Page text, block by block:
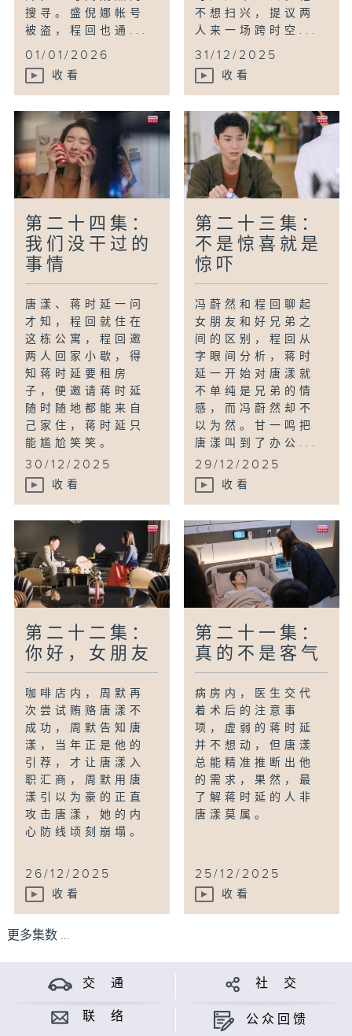
搜寻。盛倪娜帐号
被盗，程回也通...
01/01/2026
收看
不想扫兴，提议两
人来一场跨时空...
31/12/2025
收看
第二十四集：
我们没干过的
事情
唐漾、蒋时延一问
才知，程回就住在
这栋公寓，程回邀
两人回家小歇，得
知蒋时延要租房
子，便邀请蒋时延
随时随地都能来自
己家住，蒋时延只
能尴尬笑笑。
30/12/2025
收看
第二十三集：
不是惊喜就是
惊吓
冯蔚然和程回聊起
女朋友和好兄弟之
间的区别，程回从
字眼间分析，蒋时
延一开始对唐漾就
不单纯是兄弟的情
感，而冯蔚然却不
以为然。甘一鸣把
唐漾叫到了办公...
29/12/2025
收看
第二十二集：
你好，女朋友
咖啡店内，周默再
次尝试贿赂唐漾不
成功，周默告知唐
漾，当年正是他的
引荐，才让唐漾入
职汇商，周默用唐
漾引以为豪的正直
攻击唐漾，她的内
心防线顷刻崩塌。
26/12/2025
收看
第二十一集：
真的不是客气
病房内，医生交代
着术后的注意事
项，虚弱的蒋时延
并不想动，但唐漾
总能精准推断出他
的需求，果然，最
了解蒋时延的人非
唐漾莫属。
25/12/2025
收看
更多集数 ...
交 通 社 交
联 络 公众回馈